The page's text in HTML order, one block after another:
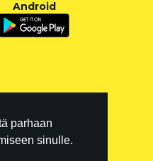
parhaan
sinulle.
Android